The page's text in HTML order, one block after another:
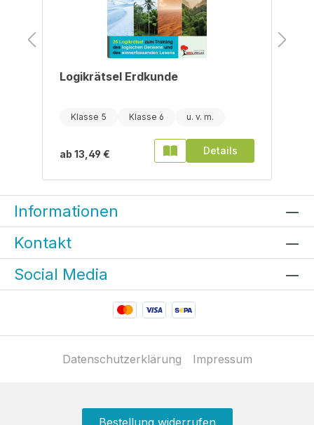
Logikrätsel Erdkunde
Klasse 5 Klasse 6
ab 13,49 € Details
Informationen
Kontakt
Social Media
Datenschutzerklärung Impressum